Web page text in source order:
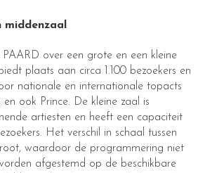
middenzaal
over een grote en een kleine
plaats aan circa 1.100 bezoekers en
nationale en internationale topacts
ook Prince. De kleine zaal is
artiesten en heeft een capaciteit
Het verschil in schaal tussen
waardoor de programmering niet
afgestemd op de beschikbare